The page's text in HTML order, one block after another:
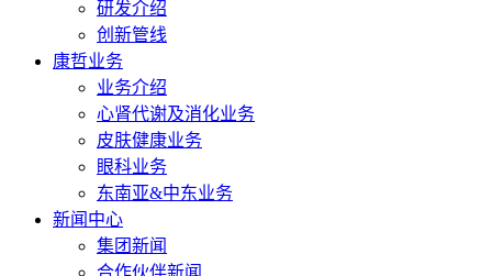
研发介绍
创新管线
康哲业务
业务介绍
心肾代谢及消化业务
皮肤健康业务
眼科业务
东南亚&中东业务
新闻中心
集团新闻
合作伙伴新闻